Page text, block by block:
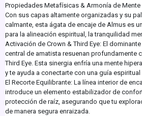
Propiedades Metafísicas & Armonía de Mente
Con sus capas altamente organizadas y su
calmante, esta ágata de encaje de Almus es
para la alineación espiritual, la tranquilidad
Activación de Crown & Third Eye: El
central de amatista resuenan profundamente
Third Eye. Esta sinergia enfría una mente
y te ayuda a conectarte con una guía espiritual
El Recorte Equilibrante: La línea interior de
introduce un elemento estabilizador de
protección de raíz, asegurando que tu
de manera segura enraizada.